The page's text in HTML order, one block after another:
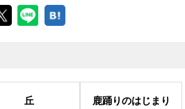
丘 鹿踊りのはじまり